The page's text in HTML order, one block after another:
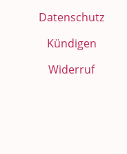
Datenschutz
Kündigen
Widerruf